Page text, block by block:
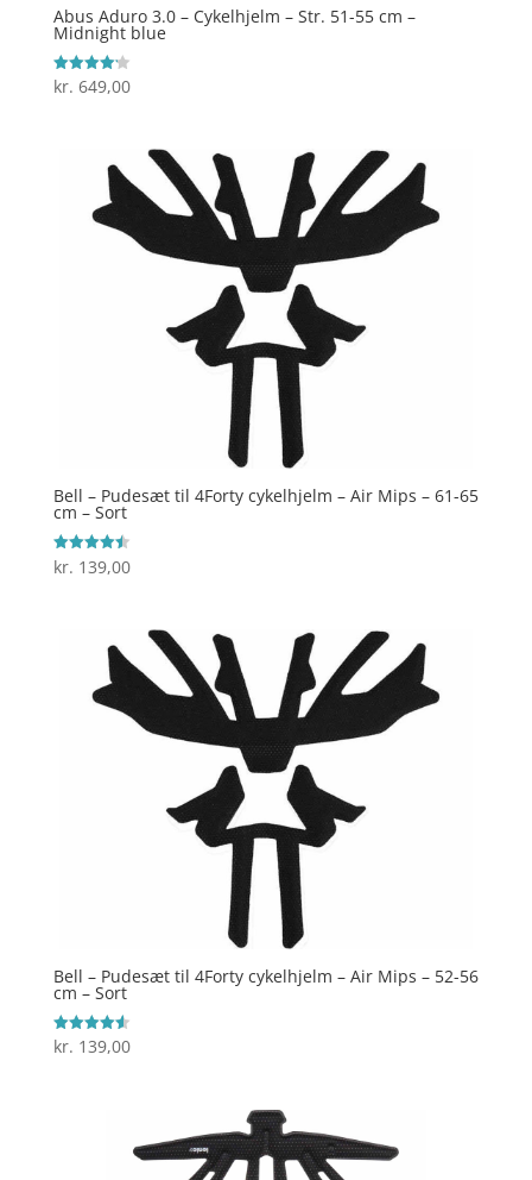
Abus Aduro 3.0 – Cykelhjelm – Str. 51-55 cm –
Midnight blue
Vurderet
4.2
kr. 649,00
Bell – Pudesæt til 4Forty cykelhjelm – Air Mips – 61-65
cm – Sort
Vurderet
4.5
kr. 139,00
Bell – Pudesæt til 4Forty cykelhjelm – Air Mips – 52-56
cm – Sort
Vurderet
4.6
kr. 139,00